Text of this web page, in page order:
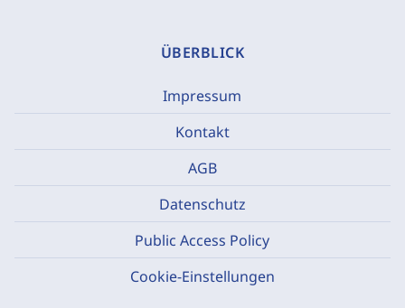
ÜBERBLICK
Impressum
Kontakt
AGB
Datenschutz
Public Access Policy
Cookie-Einstellungen